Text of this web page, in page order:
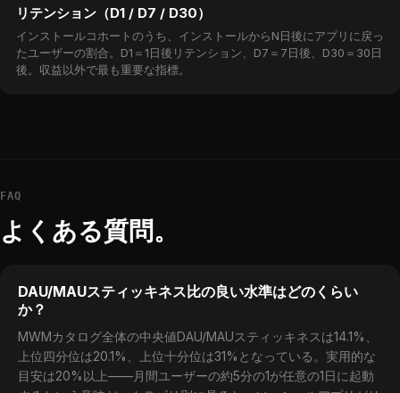
リテンション（D1 / D7 / D30）
インストールコホートのうち、インストールからN日後にアプリに戻っ
たユーザーの割合。D1＝1日後リテンション、D7＝7日後、D30＝30日
後。収益以外で最も重要な指標。
FAQ
よくある質問。
DAU/MAUスティッキネス比の良い水準はどのくらい
か？
MWMカタログ全体の中央値DAU/MAUスティッキネスは14.1%、
上位四分位は20.1%、上位十分位は31%となっている。実用的な
目安は20%以上——月間ユーザーの約5分の1が任意の1日に起動